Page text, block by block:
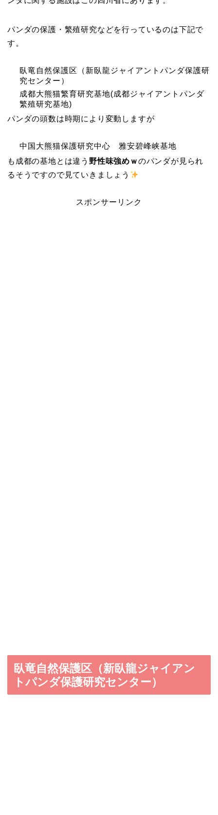
パンダの保護・繁殖研究などを行っているのは下記で
す。
臥竜自然保護区（新臥龍ジャイアントパンダ保護研
究センター）
成都大熊猫繁育研究基地(成都ジャイアントパンダ
繁殖研究基地)
パンダの頭数は時期により変動しますが
中国大熊猫保護研究中心 雅安碧峰峡基地
も成都の基地とは違う 野性味強めｗのパンダが見られ
るそうですので見ていきましょう
スポンサーリンク
臥竜自然保護区（新臥龍ジャイアン
トパンダ保護研究センター）